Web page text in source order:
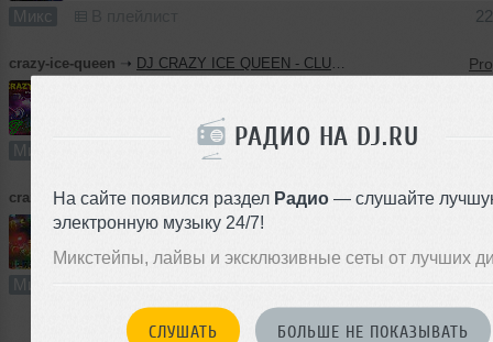
РАДИО НА DJ.RU
На сайте появился раздел Радио — слушайте
электронную музыку 24/7!
Микстейпы, лайвы и эксклюзивные сеты от лучших
СЛУШАТЬ БОЛЬШЕ НЕ ПОКАЗЫВАТЬ
Микс
crazy-ice-queen ➝ DJ CRAZY ICE QUEEN - CLUB STYLE v.4 (Promo Mix)
120 раз 4 98 MB, 192
Микс В плейлист (в 1 плейлисте)
crazy-ice-queen ➝DJ CRAZY ICE QUEEN (LekC.I. Q.) - CLUB STYLE v.3 (Promo Mix)
84:26 82 раза 4 116 MB, 192
Микс